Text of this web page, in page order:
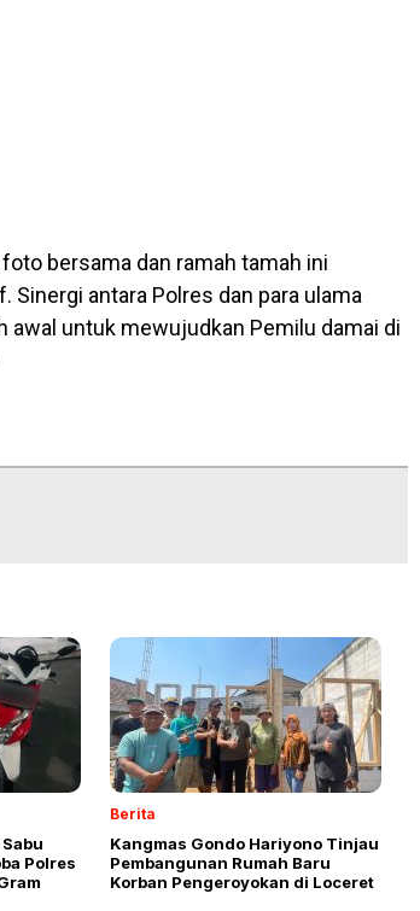
bersama dan ramah tamah ini
Sinergi antara Polres dan para ulama
awal untuk mewujudkan Pemilu damai di
Polres
Berita
Kangmas Gondo Hariyono Tinjau
Pembangunan Rumah Baru
Korban Pengeroyokan di Loceret